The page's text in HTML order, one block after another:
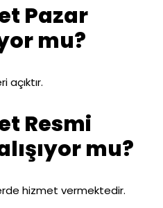
Pazar
mu?
açıktır.
Resmi
mu?
hizmet vermektedir.